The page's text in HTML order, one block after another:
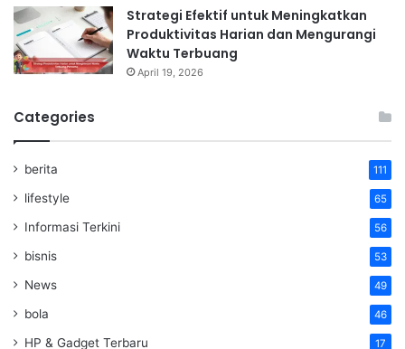
Strategi Efektif untuk Meningkatkan
Produktivitas Harian dan Mengurangi
Waktu Terbuang
April 19, 2026
Categories
berita 111
lifestyle 65
Informasi Terkini 56
bisnis 53
News 49
bola 46
HP & Gadget Terbaru 17